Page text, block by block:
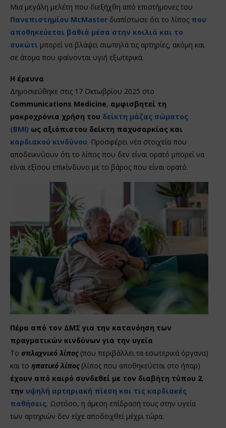
Μια μεγάλη μελέτη που διεξήχθη από επιστήμονες του
Πανεπιστημίου McMaster διαπίστωσε ότι το λίπος που
αποθηκεύεται βαθιά μέσα στην κοιλιά και το
συκώτι μπορεί να βλάψει σιωπηλά τις αρτηρίες, ακόμη και
σε άτομα που φαίνονται υγιή εξωτερικά.
Η έρευνα
Δημοσιεύθηκε στις 17 Οκτωβρίου 2025 στο
Communications Medicine, αμφισβητεί τη
μακροχρόνια χρήση του δείκτη μάζας σώματος
(BMI) ως αξιόπιστου δείκτη παχυσαρκίας και
καρδιακού κινδύνου. Προσφέρει νέα στοιχεία που
αποδεικνύουν ότι το λίπος που δεν είναι ορατό μπορεί να
είναι εξίσου επικίνδυνο με το βάρος που είναι ορατό.
Πέρα από τον ΔΜΣ για την κατανόηση των
πραγματικών κινδύνων για την υγεία
Το σπλαχνικό λίπος(που περιβάλλει τα εσωτερικά όργανα)
και το ηπατικό λίπος(λίπος που αποθηκεύεται στο ήπαρ)
έχουν από καιρό συνδεθεί με τον διαβήτη τύπου 2,
την υψηλή αρτηριακή πίεση και τις καρδιακές
παθήσεις. Ωστόσο, η άμεση επίδρασή τους στην υγεία
των αρτηριών δεν είχε αποδειχθεί μέχρι τώρα.